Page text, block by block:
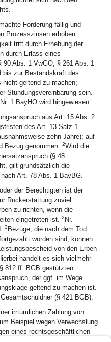
Forderung fällig und
Prozesszinsen erhoben
tritt durch Erhebung der
durch Erlass eines
90 Abs. 1 VwGO, § 261 Abs. 1
bis zur Bestandskraft des
nicht geltend zu machen;
Stundungsvereinbarung sein.
1 BayHO wird hingewiesen.
aus Art. 15 Abs. 2
des Art. 13 Satz 1
zehn Jahre); auf
Bezug genommen. 2Wird die
(§ 48
gilt grundsätzlich die
Art. 78 Abs. 1 BayBG.
der Berechtigten ist der
Rückerstattung zuviel
zu richten, wenn die
eingetreten ist. 2 Nr.
3 Bezüge, die nach dem Tod
worden sind, können
von den Erben
handelt es sich vielmehr
812 ff. BGB gestützten
der ggf. im Wege
geltend zu machen ist.
(§ 421 BGB).
irrtümlichen Zahlung von
Beispiel wegen Verwechslung
eines rechtsgeschäftlichen